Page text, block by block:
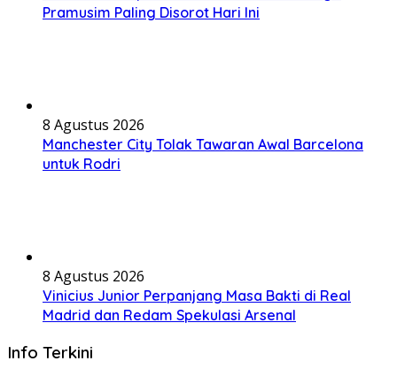
Pramusim Paling Disorot Hari Ini
8 Agustus 2026
Manchester City Tolak Tawaran Awal Barcelona
untuk Rodri
8 Agustus 2026
Vinicius Junior Perpanjang Masa Bakti di Real
Madrid dan Redam Spekulasi Arsenal
Info Terkini